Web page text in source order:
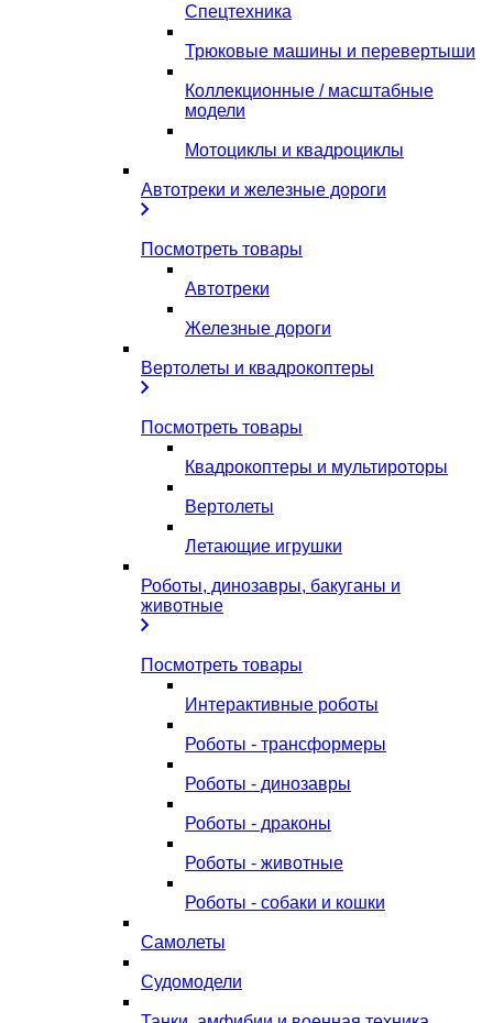
Спецтехника
Трюковые машины и перевертыши
Коллекционные / масштабные
модели
Мотоциклы и квадроциклы
Автотреки и железные дороги
Посмотреть товары
Автотреки
Железные дороги
Вертолеты и квадрокоптеры
Посмотреть товары
Квадрокоптеры и мультироторы
Вертолеты
Летающие игрушки
Роботы, динозавры, бакуганы и
животные
Посмотреть товары
Интерактивные роботы
Роботы - трансформеры
Роботы - динозавры
Роботы - драконы
Роботы - животные
Роботы - собаки и кошки
Самолеты
Судомодели